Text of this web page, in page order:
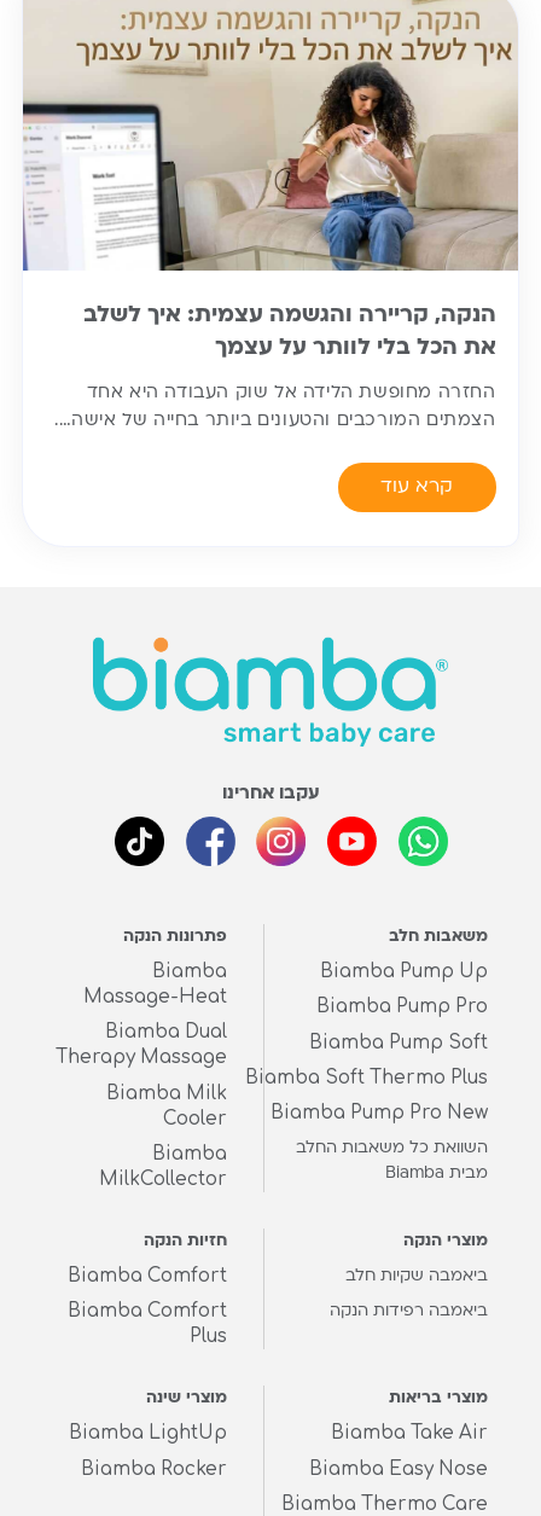
הנקה, קריירה והגשמה עצמית: איך לשלב
את הכל בלי לוותר על עצמך
החזרה מחופשת הלידה אל שוק העבודה היא אחד
הצמתים המורכבים והטעונים ביותר בחייה של אישה….
קרא עוד
עקבו אחרינו
משאבות חלב
Biamba Pump Up
Biamba Pump Pro
Biamba Pump Soft
Biamba Soft Thermo Plus
Biamba Pump Pro New
השוואת כל משאבות החלב
מבית Biamba
פתרונות הנקה
Biamba
Massage-Heat
Biamba Dual
Therapy Massage
Biamba Milk
Cooler
Biamba
MilkCollector
מוצרי הנקה
ביאמבה שקיות חלב
ביאמבה רפידות הנקה
חזיות הנקה
Biamba Comfort
Biamba Comfort
Plus
מוצרי בריאות
Biamba Take Air
Biamba Easy Nose
Biamba Thermo Care
מוצרי שינה
Biamba LightUp
Biamba Rocker